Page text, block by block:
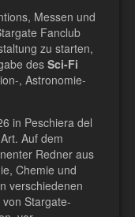
Messen und
Fanclub
zu starten,
des Sci-Fi
, Astronomie-
in Peschiera del
Auf dem
Redner aus
Chemie und
verschiedenen
Stargate-